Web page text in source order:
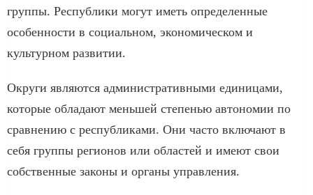
группы. Республики могут иметь определенные
особенности в социальном, экономическом и
культурном развитии.
Округи являются административными единицами,
которые обладают меньшей степенью автономии по
сравнению с республиками. Они часто включают в
себя группы регионов или областей и имеют свои
собственные законы и органы управления.